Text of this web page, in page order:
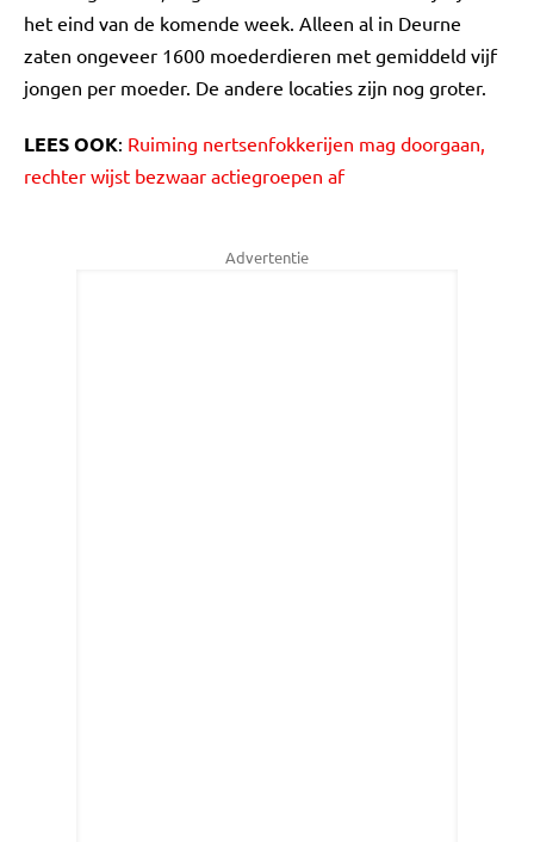
het eind van de komende week. Alleen al in Deurne
zaten ongeveer 1600 moederdieren met gemiddeld vijf
jongen per moeder. De andere locaties zijn nog groter.
LEES OOK: Ruiming nertsenfokkerijen mag doorgaan,
rechter wijst bezwaar actiegroepen af
Advertentie